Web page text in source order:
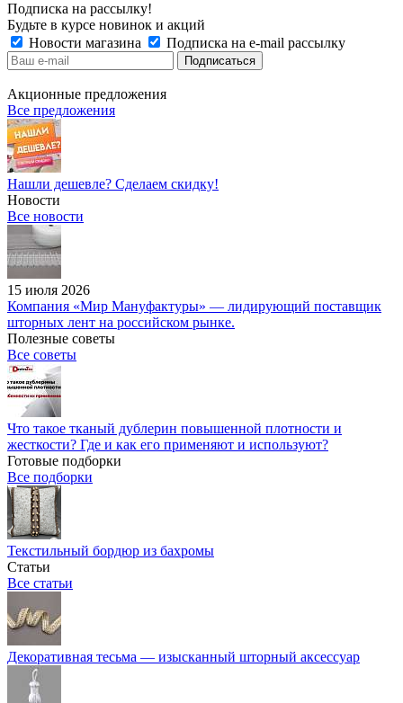
Подписка на рассылку!
Будьте в курсе новинок и акций
Новости магазина
Подписка на e-mail рассылку
Акционные предложения
Все предложения
Нашли дешевле? Сделаем скидку!
Новости
Все новости
15 июля 2026
Компания «Мир Мануфактуры» — лидирующий поставщик
шторных лент на российском рынке.
Полезные советы
Все советы
Что такое тканый дублерин повышенной плотности и
жесткости? Где и как его применяют и используют?
Готовые подборки
Все подборки
Текстильный бордюр из бахромы
Статьи
Все статьи
Декоративная тесьма — изысканный шторный аксессуар